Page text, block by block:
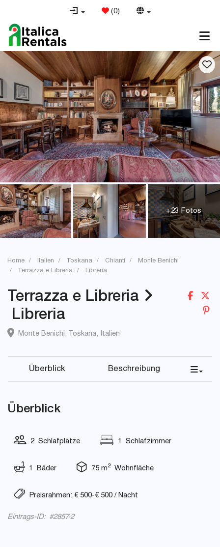
(0)
+23 Fotos
Home Italien Toskana Chianti
Monte Benichi
Terrazza e Libreria
Libreria
Terrazza e Libreria
Libreria
Monte Benichi, Toskana, Italien
Überblick Beschreibung
Überblick
2 Schlafplätze 1 Schlafzimmer
1 Bäder 75 m2Wohnfläche
Preisrahmen: € 500-€ 500 / Nacht
Eintrags-ID: #2857-2